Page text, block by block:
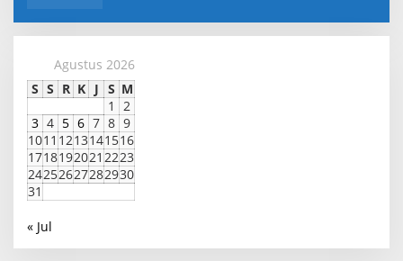
Agustus 2026
S S R K J S M
1
2
3 4 5 6 7 8 9
1011 1213141516
1718192021 2223
24252627282930
31
« Jul